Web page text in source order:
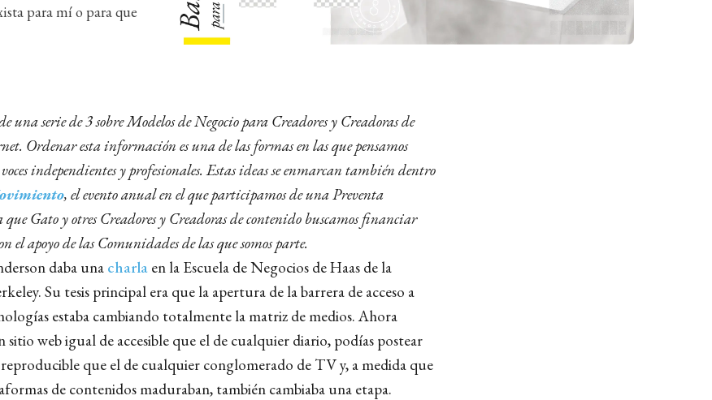
para mí o para que
una serie de 3 sobre Modelos de Negocio para Creadores y Creadoras de
Ordenar esta información es una de las formas en las que pensamos
independientes y profesionales. Estas ideas se enmarcan también dentro
, el evento anual en el que participamos de una Preventa
Gato y otres Creadores y Creadoras de contenido buscamos financiar
el apoyo de las Comunidades de las que somos parte.
daba una charlaen la Escuela de Negocios de Haas de la
Su tesis principal era que la apertura de la barrera de acceso a
estaba cambiando totalmente la matriz de medios. Ahora
sitio web igual de accesible que el de cualquier diario, podías postear
que el de cualquier conglomerado de TV y, a medida que
de contenidos maduraban, también cambiaba una etapa.